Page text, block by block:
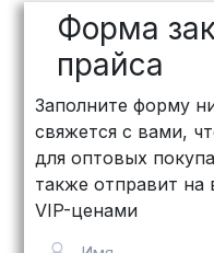
рублей
объемных
дней,
Байкал
для
Форма
прайса
Заполните форму
свяжется с вами,
для оптовых
также отправит на
VIP-ценами